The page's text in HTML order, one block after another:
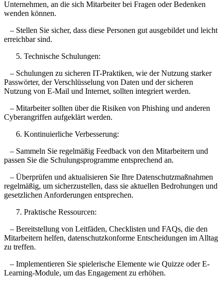
Unternehmen, an die sich Mitarbeiter bei Fragen oder Bedenken
wenden können.
– Stellen Sie sicher, dass diese Personen gut ausgebildet und leicht
erreichbar sind.
Technische Schulungen:
– Schulungen zu sicheren IT-Praktiken, wie der Nutzung starker
Passwörter, der Verschlüsselung von Daten und der sicheren
Nutzung von E-Mail und Internet, sollten integriert werden.
– Mitarbeiter sollten über die Risiken von Phishing und anderen
Cyberangriffen aufgeklärt werden.
Kontinuierliche Verbesserung:
– Sammeln Sie regelmäßig Feedback von den Mitarbeitern und
passen Sie die Schulungsprogramme entsprechend an.
– Überprüfen und aktualisieren Sie Ihre Datenschutzmaßnahmen
regelmäßig, um sicherzustellen, dass sie aktuellen Bedrohungen und
gesetzlichen Anforderungen entsprechen.
Praktische Ressourcen:
– Bereitstellung von Leitfäden, Checklisten und FAQs, die den
Mitarbeitern helfen, datenschutzkonforme Entscheidungen im Alltag
zu treffen.
– Implementieren Sie spielerische Elemente wie Quizze oder E-
Learning-Module, um das Engagement zu erhöhen.